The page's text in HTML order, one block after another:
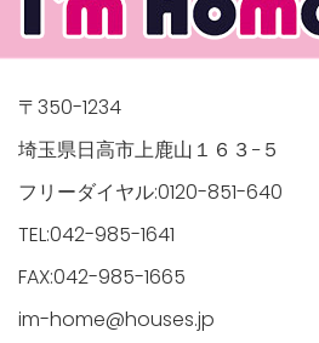
manager/wp-
top-
〒350-1234
埼玉県日高市上鹿山１６３−５
フリーダイヤル:0120-851-640
TEL:042-985-1641
FAX:042-985-1665
im-home@houses.jp